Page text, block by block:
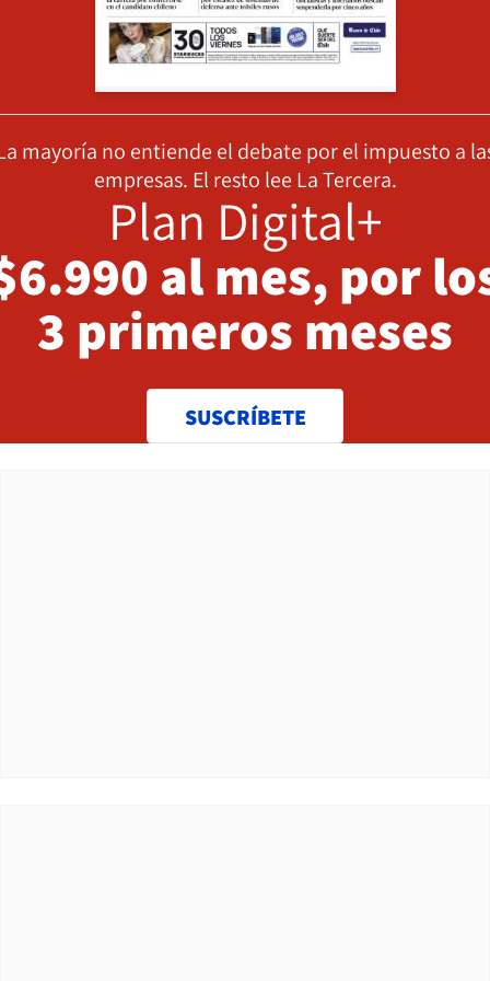
mayoría no entiende el debate por el impuesto a
empresas. El resto lee La Tercera.
Plan Digital+
al mes, por
3 primeros meses
SUSCRÍBETE